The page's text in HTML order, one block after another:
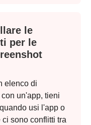
le
per le
elenco di
un'app, tieni
usi l'app o
sono conflitti tra